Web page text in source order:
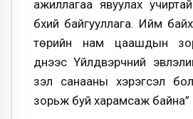
ажиллагаа явуулах учиртай
бүхий байгууллага. Ийм
төрийн нам цаашдын
үүднээс Үйлдвэрчний
үзэл санааны хэрэгсэл
зорьж буй харамсаж